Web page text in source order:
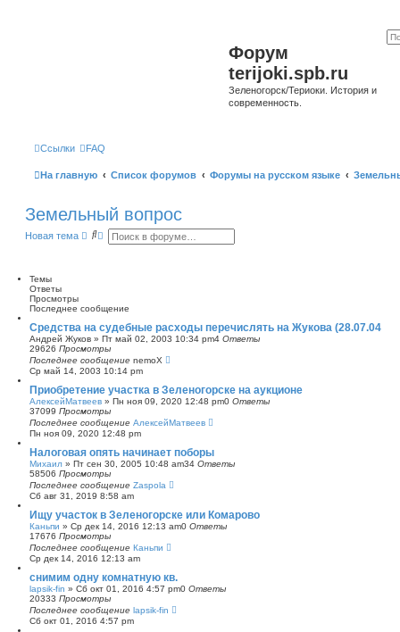
Форум
terijoki.spb.ru
Зеленогорск/Териоки. История и
современность.
Ссылки FAQ
На главную Список форумов Форумы на русском языке
Земельный вопрос
Новая тема
П Р
н
ы
й
п
о
и
к
Темы
Ответы
Просмотры
Последнее сообщение
Средства на судебные расходы перечислять на Жукова (28.07.04
Андрей Жуков » Пт май 02, 2003 10:34 pm4 Ответы
29626 Просмотры
Последнее сообщение nemoX
Ср май 14, 2003 10:14 pm
Приобретение участка в Зеленогорске на аукционе
АлексейМатвеев » Пн ноя 09, 2020 12:48 pm0 Ответы
37099 Просмотры
Последнее сообщение АлексейМатвеев
Пн ноя 09, 2020 12:48 pm
Налоговая опять начинает поборы
Михаил » Пт сен 30, 2005 10:48 am34 Ответы
58506 Просмотры
Последнее сообщение Zaspola
Сб авг 31, 2019 8:58 am
Ищу участок в Зеленогорске или Комарово
Каньпи » Ср дек 14, 2016 12:13 am0 Ответы
17676 Просмотры
Последнее сообщение Каньпи
Ср дек 14, 2016 12:13 am
снимим одну комнатную кв.
lapsik-fin » Сб окт 01, 2016 4:57 pm0 Ответы
20333 Просмотры
Последнее сообщение lapsik-fin
Сб окт 01, 2016 4:57 pm